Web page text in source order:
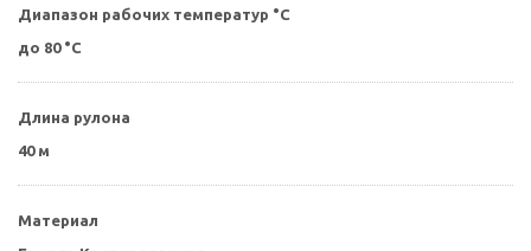
Диапазон рабочих температур °С
до 80 °C
Длина рулона
40 м
Материал